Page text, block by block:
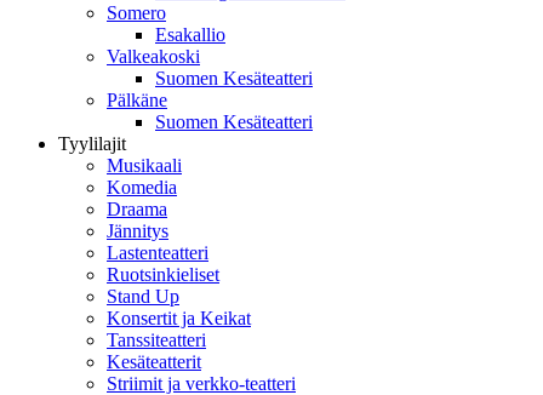
Somero
Esakallio
Valkeakoski
Suomen Kesäteatteri
Pälkäne
Suomen Kesäteatteri
Tyylilajit
Musikaali
Komedia
Draama
Jännitys
Lastenteatteri
Ruotsinkieliset
Stand Up
Konsertit ja Keikat
Tanssiteatteri
Kesäteatterit
Striimit ja verkko-teatteri